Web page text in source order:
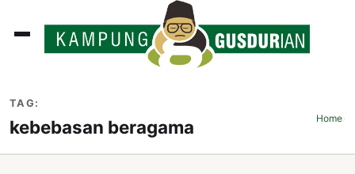
TAG:
kebebasan beragama Home›